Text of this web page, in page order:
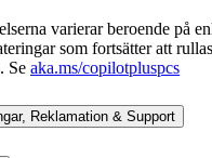
varierar beroende på
som fortsätter att
Se aka.ms/copilotpluspcs
Reklamation & Support